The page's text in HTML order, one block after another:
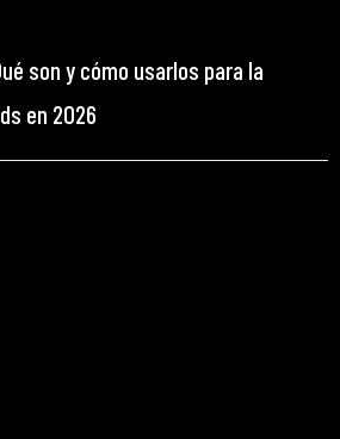
son y cómo usarlos para la
en 2026